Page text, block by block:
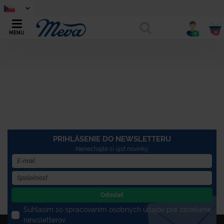
MENU 0 0
PRIHLÁSENIE DO NEWSLETTERU
Nenechajte si újsť novinky
Odoslať
Súhlasím so spracovaním osobných údajov pre zasielanie
newsletterov